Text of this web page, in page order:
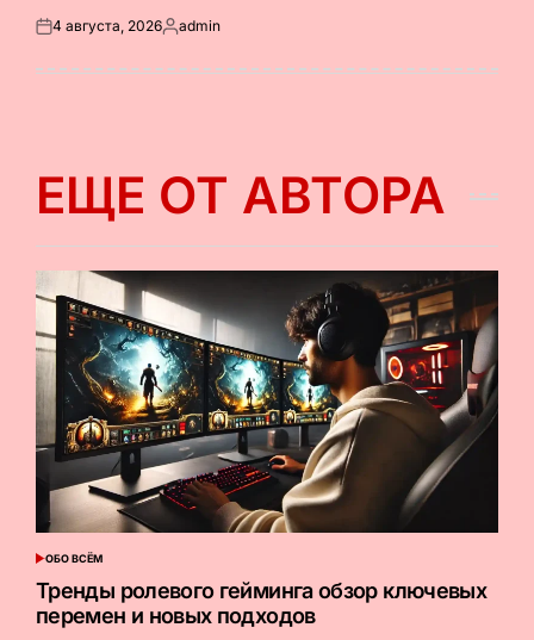
Опубликовано
4 августа, 2026Запись
admin
ЕЩЕ ОТ АВТОРА
ОПУБЛИКОВАНО
В
ОБО ВСЁМ
Тренды ролевого гейминга обзор ключевых
перемен и новых подходов